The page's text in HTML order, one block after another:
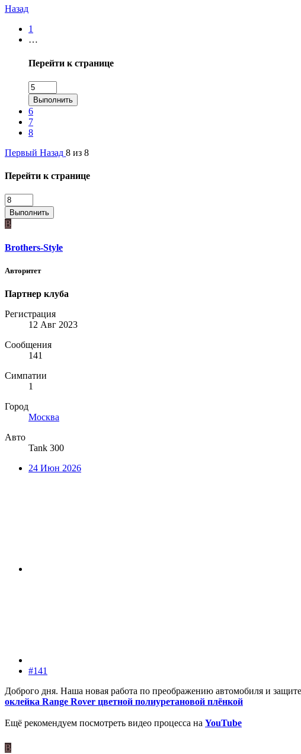
Назад
1
…
Перейти к странице
Выполнить
6
7
8
Первый Назад 8 из 8
Перейти к странице
Выполнить
B
Brothers-Style
Авторитет
Партнер клуба
Регистрация
12 Авг 2023
Сообщения
141
Симпатии
1
Город
Москва
Авто
Tank 300
24 Июн 2026
#141
Доброго дня. Наша новая работа по преображению автомобиля и
оклейка Range Rover цветной полиуретановой плёнкой
Ещё рекомендуем посмотреть видео процесса на YouTube
B